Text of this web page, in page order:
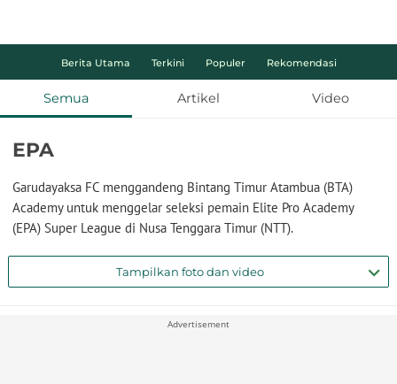
Berita Utama Terkini Populer Rekomendasi
Semua Artikel Video
EPA
Garudayaksa FC menggandeng Bintang Timur Atambua (BTA)
Academy untuk menggelar seleksi pemain Elite Pro Academy
(EPA) Super League di Nusa Tenggara Timur (NTT).
Tampilkan foto dan video
Advertisement